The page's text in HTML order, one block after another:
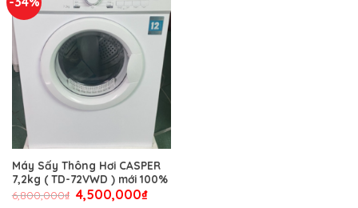
Máy Sấy Thông Hơi CASPER
7,2kg ( TD-72VWD ) mới 100%
6,800,000₫ 4,500,000₫